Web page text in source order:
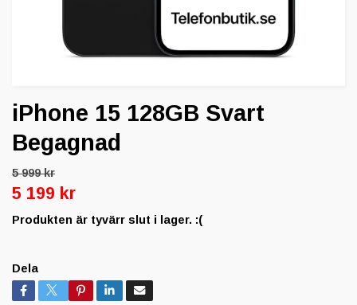
iPhone 15 128GB Svart
Begagnad
5 999 kr
5 199 kr
Produkten är tyvärr slut i lager. :(
Dela